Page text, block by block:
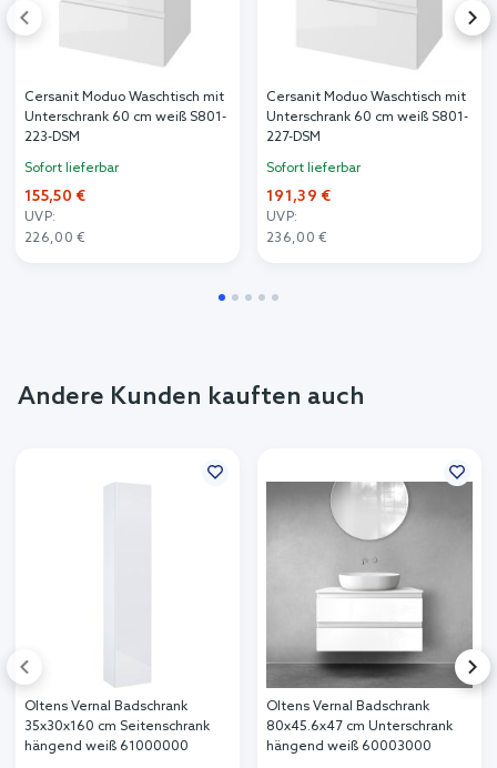
Cersanit Moduo Waschtisch mit
Unterschrank 60 cm weiß S801-
223-DSM
Sofort lieferbar
155,50 €
UVP:
226,00 €
Cersanit Moduo Waschtisch mit
Unterschrank 60 cm weiß S801-
227-DSM
Sofort lieferbar
191,39 €
UVP:
236,00 €
Andere Kunden kauften auch
Oltens Vernal Badschrank
35x30x160 cm Seitenschrank
hängend weiß 61000000
Oltens Vernal Badschrank
80x45.6x47 cm Unterschrank
hängend weiß 60003000